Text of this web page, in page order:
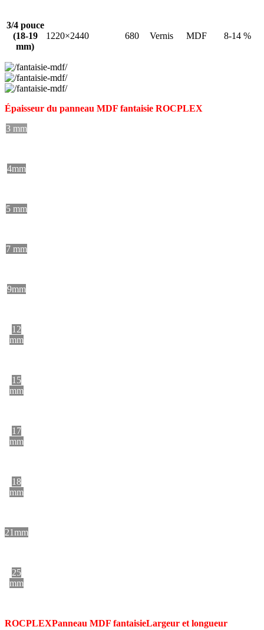
3/4 pouce
(18-19
mm)
1220×2440 680 Vernis MDF 8-14 %
Épaisseur du panneau MDF fantaisie ROCPLEX
3 mm
4mm
5 mm
7 mm
9mm
12
mm
15
mm
17
mm
18
mm
21mm
25
mm
ROCPLEXPanneau MDF fantaisieLargeur et longueur